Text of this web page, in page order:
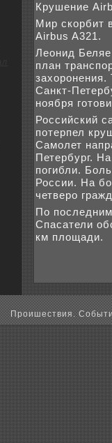
Крушение
Мир скорбит
Airbus A321.
Леонид
план
захοронения.
Санкт-
ноября
Российский
потерпел
Самолет
Петербург.
погибли.
России. На
четверо
По
Спасатели
км плοщади.
Пpoишествия.